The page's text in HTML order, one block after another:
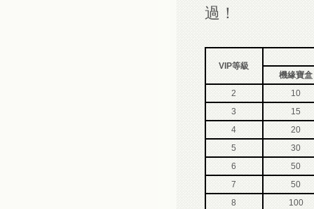
過！
VIP等級
機緣寶盒
2
10
3
15
4
20
5
30
6
50
7
50
8
100